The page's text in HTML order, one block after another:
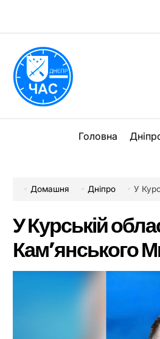
Головна
Домашня Дніпро У
У Курській
Кам’янського